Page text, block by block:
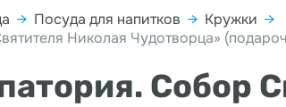
→ Посуда для напитков → Кружки →
Николая Чудотворца»
Собор